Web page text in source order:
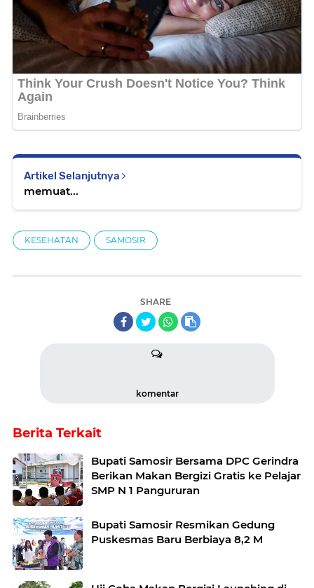
Artikel Selanjutnya
memuat...
KESEHATAN SAMOSIR
SHARE
komentar
Berita Terkait
Bupati Samosir Bersama DPC Gerindra
Berikan Makan Bergizi Gratis ke Pelajar
SMP N 1 Pangururan
Bupati Samosir Resmikan Gedung
Puskesmas Baru Berbiaya 8,2 M